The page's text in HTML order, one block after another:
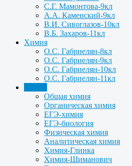
С.Г. Мамонтова-9кл
А.А. Каменский-9кл
В.И. Сивоглазов-10кл
В.Б. Захаров-11кл
Химия
О.С. Габриелян-8кл
О.С. Габриелян-9кл
О.С. Габриелян-10кл
О.С. Габриелян-11кл
Общая химия
Органическая химия
ЕГЭ-химия
ЕГЭ-биология
Физическая химия
Аналитическая химия
Химия-Глинка
Химия-Шиманович